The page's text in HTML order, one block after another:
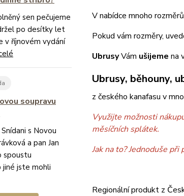
sen pečujeme
po desítky let
v říjnovém vydání
soupravu
s Novou
a pan Jan
spoustu
jiné jste mohli
V nabídce mnoho
Pokud vám rozměry,
UbrusyVám ušijeme na
Ubrusy, běhouny,
z českého kanafasu v
Využijte možnosti
měsíčních splátek.
Jak na to? Jednoduše
Regionální produkt z